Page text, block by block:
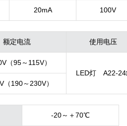
20mA
100V
额定电流 使用电压
（95～115V）
LED灯 A22-
（190～230V）
-20～＋70℃